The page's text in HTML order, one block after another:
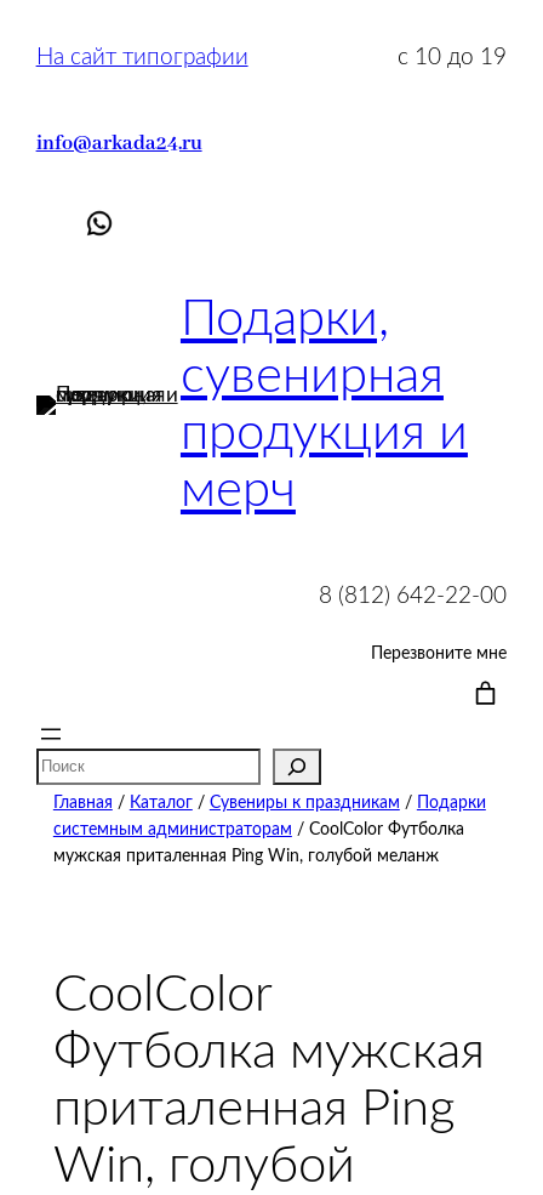
На сайт типографии с 10 до 19
info@arkada24.ru
Подарки,
сувенирная
продукция и
мерч
8 (812) 642-22-00
Перезвоните мне
Поиск
Главная / Каталог/ Сувениры к праздникам /
Подарки
системным администраторам / CoolColor Футболка
мужская приталенная Ping Win, голубой меланж
CoolColor
Футболка мужская
приталенная Ping
Win, голубой